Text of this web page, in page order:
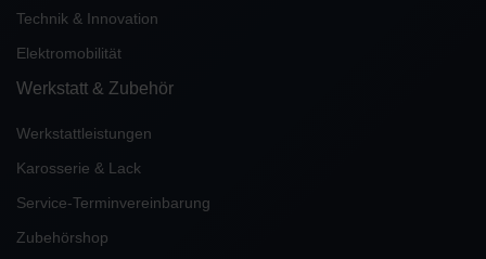
Technik & Innovation
Elektromobilität
Werkstatt & Zubehör
Werkstattleistungen
Karosserie & Lack
Service-Terminvereinbarung
Zubehörshop